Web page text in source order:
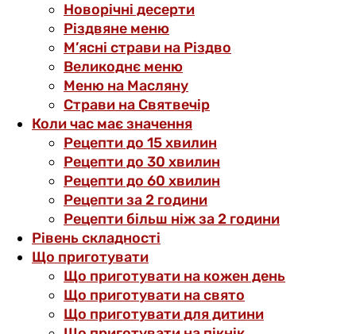
Новорічні десерти
Різдвяне меню
М’ясні страви на Різдво
Великоднє меню
Меню на Масляну
Страви на Святвечір
Коли час має значення
Рецепти до 15 хвилин
Рецепти до 30 хвилин
Рецепти до 60 хвилин
Рецепти за 2 години
Рецепти більш ніж за 2 години
Рівень складності
Що приготувати
Що приготувати на кожен день
Що приготувати на свято
Що приготувати для дитини